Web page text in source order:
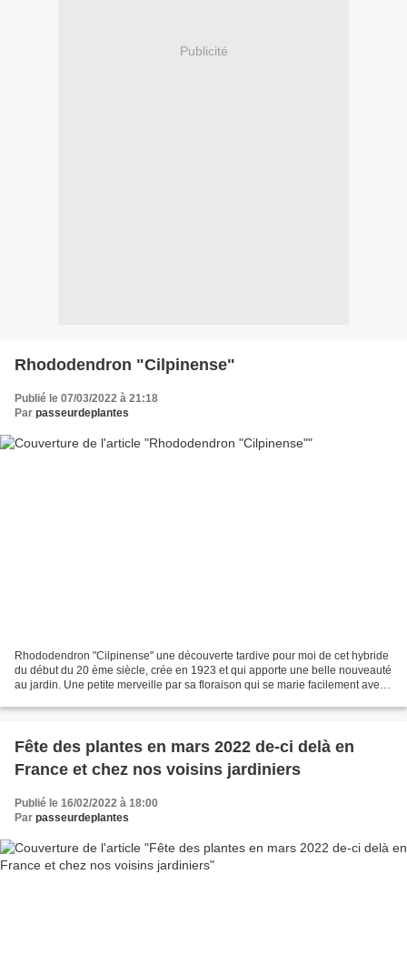
Publicité
Rhododendron "Cilpinense"
Publié le 07/03/2022 à 21:18
Par passeurdeplantes
Rhododendron "Cilpinense" une découverte tardive pour moi de cet hybride
du début du 20 ème siècle, crée en 1923 et qui apporte une belle nouveauté
au jardin. Une petite merveille par sa floraison qui se marie facilement avec
Fête des plantes en mars 2022 de-ci delà en
France et chez nos voisins jardiniers
Publié le 16/02/2022 à 18:00
Par passeurdeplantes